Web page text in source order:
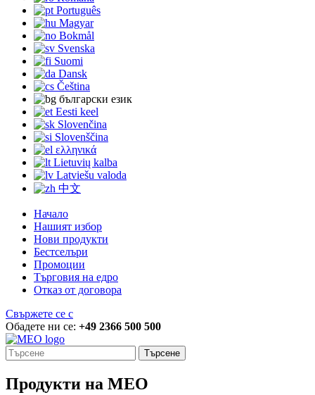
Português
Magyar
Bokmål
Svenska
Suomi
Dansk
Čeština
български език
Eesti keel
Slovenčina
Slovenščina
ελληνικά
Lietuvių kalba
Latviešu valoda
中文
Начало
Нашият избор
Нови продукти
Бестселъри
Промоции
Търговия на едро
Отказ от договора
Свържете се с
Обадете ни се: +49 2366 500 500
Търсене
Продукти на MEO